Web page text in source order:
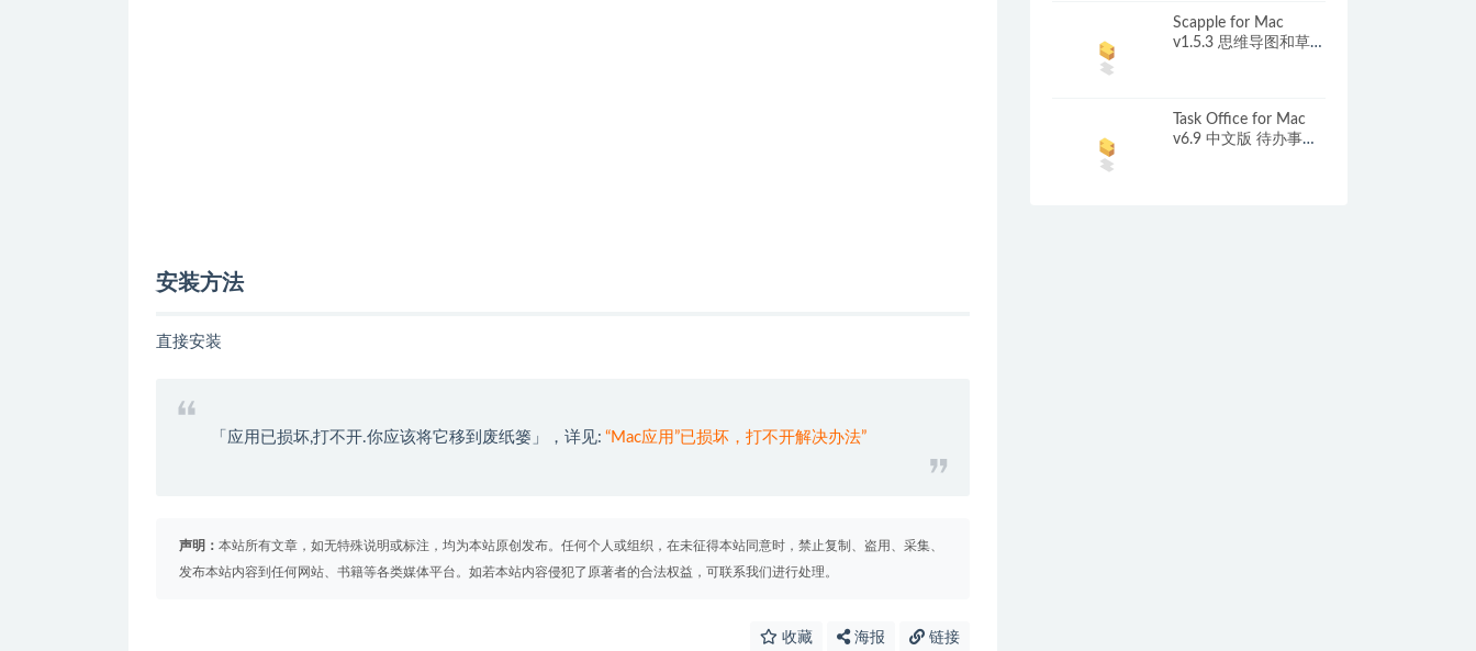
安装方法
直接安装
「应用已损坏,打不开.你应该将它移到废纸篓」，详见: “Mac应用”已损坏，打不开解决办法”
声明： 本站所有文章，如无特殊说明或标注，均为本站原创发布。任何个人或组织，在未征得本站同意时，禁止复制、盗用、采集、
发布本站内容到任何网站、书籍等各类媒体平台。如若本站内容侵犯了原著者的合法权益，可联系我们进行处理。
收藏 海报 链接
Scapple for Mac
v1.5.3 思维导图和草图
Task Office for Mac
v6.9 中文版 待办事项